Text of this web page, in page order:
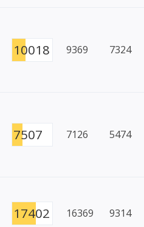
10018 9369 7324
7507 7126 5474
17402 16369 9314